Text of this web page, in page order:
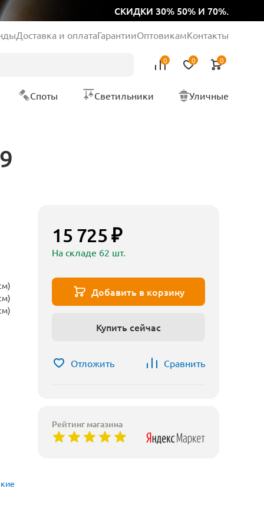
СКИДКИ 30% 50% И 70%.
Доставка и оплатаГарантииОптовикамКонтакты
0 0 0
Споты Светильники Уличные
15 725 ₽
На складе 62 шт.
Добавить в корзину
Купить сейчас
Отложить Сравнить
Рейтинг магазина